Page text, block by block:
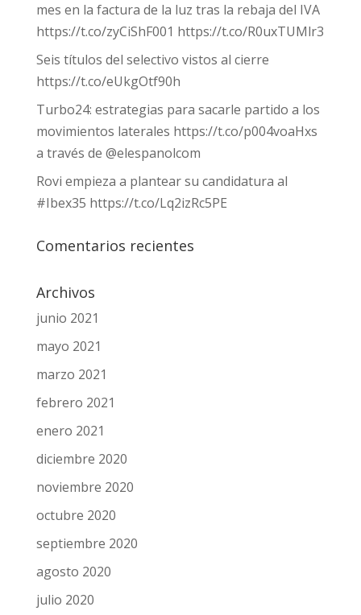
mes en la factura de la luz tras la rebaja del IVA
https://t.co/zyCiShF001 https://t.co/R0uxTUMlr3
Seis títulos del selectivo vistos al cierre
https://t.co/eUkgOtf90h
Turbo24: estrategias para sacarle partido a los
movimientos laterales https://t.co/p004voaHxs
a través de @elespanolcom
Rovi empieza a plantear su candidatura al
#Ibex35 https://t.co/Lq2izRc5PE
Comentarios recientes
Archivos
junio 2021
mayo 2021
marzo 2021
febrero 2021
enero 2021
diciembre 2020
noviembre 2020
octubre 2020
septiembre 2020
agosto 2020
julio 2020